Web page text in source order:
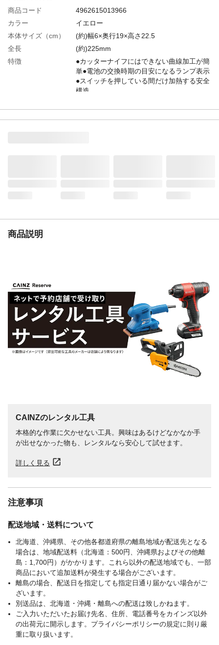
商品コード
4962615013966
カラー
イエロー
本体サイズ（cm）
(約)幅6×奥行19×高さ22.5
全長
(約)225mm
特徴
●カッターナイフにはできない曲線加工が簡
単●電池の交換時期の目安になるランプ表示
●スイッチを押している間だけ加熱する安全
構造
りますので以下の注意を守ってください●使
適合替刃
能力
有効切断寸法厚さ70mm 奥行130mm
商品説明
CAINZのレンタル工具
本格的な作業に欠かせない工具。興味はあるけどなかなか手
が出せなかった物も、レンタルなら安心して試せます。
詳しく見る
注意事項
配送地域・送料について
北海道、沖縄県、その他各都道府県の離島地域が配送先となる
場合は、地域配送料（北海道：500円、沖縄県およびその他離
島：1,700円）がかかります。これら以外の配送地域でも、一部
商品において追加送料が発生する場合がございます。
離島の場合、配送日を指定しても指定日通り届かない場合がご
ざいます。
別送品は、北海道・沖縄・離島への配送は致しかねます。
ご入力いただいたお届け先名、住所、電話番号をカインズ以外
の出荷元に開示します。プライバシーポリシーの規定に則り厳
重に取り扱います。